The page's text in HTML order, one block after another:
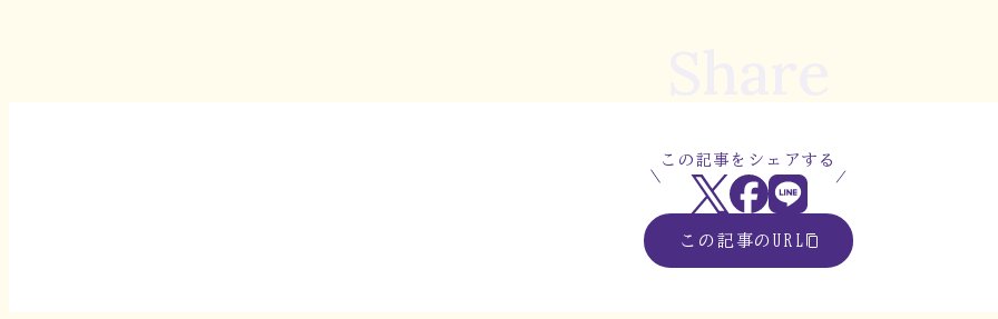
この記事をシェアする
この記事のURL